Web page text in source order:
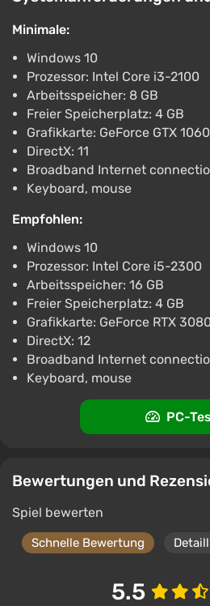
Epic Games Store
Prop Sumo / Steam AUTO / RU +
€2.05 €2
-1%
PC
ggsel 4.2457 Bewertungen
Unterstützung bei VGTimes
Prop Sumo * STEAM RU*KZ*UA*CIS
PC
ggsel
457 Bewertungen
Unterstützung bei VGTimes
Minimale:
Windows 10
Prozessor: Intel Core i3-2100
Arbeitsspeicher: 8 GB
Freier Speicherplatz: 4 GB
Grafikkarte: GeForce GTX 1060
DirectX: 11
Broadband Internet
Keyboard, mouse
Empfohlen:
Windows 10
Prozessor: Intel Core i5-2300
Arbeitsspeicher: 16 GB
Freier Speicherplatz: 4 GB
Grafikkarte: GeForce RTX
DirectX: 12
Broadband Internet
Keyboard, mouse
PC-
Bewertungen und
Spiel bewerten
Schnelle Bewertung
5.5